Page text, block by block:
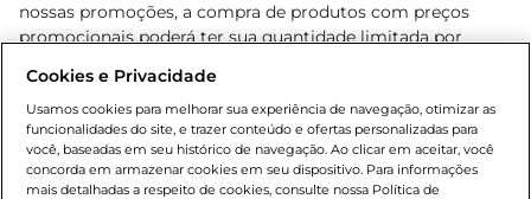
nossas promoções, a compra de produtos com preços
promocionais poderá ter sua quantidade limitada por
o e-commerce e válidos durante o dia de hoje, podendo
sofrer alterações sem prévia notificação. Proibida a venda
de bebidas alcoólicas para menores de 18 anos, conforme
Lei n.º 8069/90, art. 81, inciso II (Estatuto da Criança e do
Adolescente). Preços e condições exclusivos para o
Cookies e Privacidade
Usamos cookies para melhorar sua experiência de navegação, otimizar as
funcionalidades do site, e trazer conteúdo e ofertas personalizadas para
você, baseadas em seu histórico de navegação. Ao clicar em aceitar, você
concorda em armazenar cookies em seu dispositivo. Para informações
mais detalhadas a respeito de cookies, consulte nossa Política de